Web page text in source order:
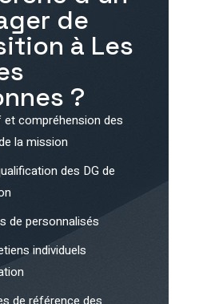
de
à Les
?
et compréhension des
la mission
des DG de
de personnalisés
individuels